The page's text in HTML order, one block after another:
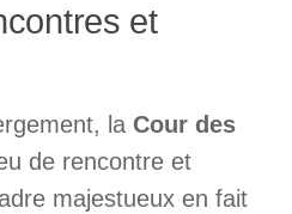
et
la Cour des
de rencontre et
majestueux en fait